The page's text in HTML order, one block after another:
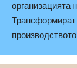
организацията